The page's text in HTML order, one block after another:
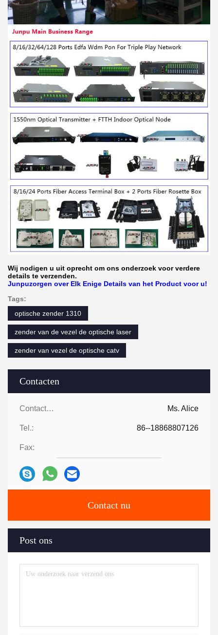
Contacten
Contacten: Ms. Alice
Tel.: 86--18868807126
Fax:
Contact nu
Post ons
Wij nodigen u uit oprecht om ons onderzoek voor verdere
details te verzenden.
Junpuzorgen over Elk Enige Details van het Product voor u!
Tags:
optische zender 1310
zender van de vezel de optische laser
zender van vezel de optische catv